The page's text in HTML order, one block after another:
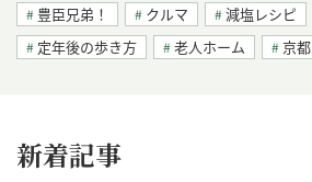
豊臣兄弟！ クルマ 減塩レシピ
定年後の歩き方
老人ホーム 京都
新着記事